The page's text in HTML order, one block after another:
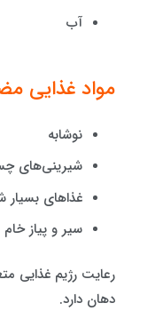
آب
مواد غذایی
نوشابه
شیرینی‌های
غذاهای بسیار
سیر و پیاز خام
رعایت رژیم غذایی
دهان دارد.